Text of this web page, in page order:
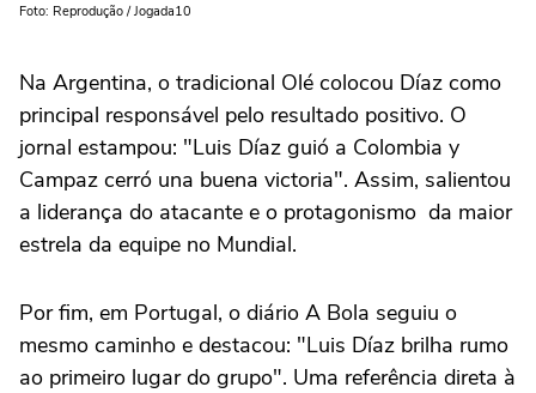
Foto: Reprodução / Jogada10
Na Argentina, o tradicional Olé colocou Díaz como
principal responsável pelo resultado positivo. O
jornal estampou: "Luis Díaz guió a Colombia y
Campaz cerró una buena victoria". Assim, salientou
a liderança do atacante e o protagonismo da maior
estrela da equipe no Mundial.
Por fim, em Portugal, o diário A Bola seguiu o
mesmo caminho e destacou: "Luis Díaz brilha rumo
ao primeiro lugar do grupo". Uma referência direta à